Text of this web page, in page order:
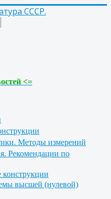
СССР.
<=
Методы измерений
Рекомендации по
высшей (нулевой)